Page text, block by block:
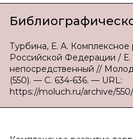
Турбина, Е. А. Комплексное
Российской Федерации / Е.
непосредственный //
(550). — С. 634-636. — URL:
https://moluch.ru/archive/